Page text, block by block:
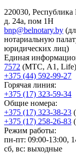
220030, Республика
д. 24а, пом 1Н
bnp@belnotary.by
нотариальную
юридических лиц)
Единая
7572 (МТС, A1, Life)
+375 (44) 592-99-27
Горячая линия:
+375 (17) 323-59-34
Общие номера:
+375 (17) 323-38-23
+375 (17) 258-26-83
Режим работы:
пн-пт: 09:00-13:00,
сб, вс: выходные